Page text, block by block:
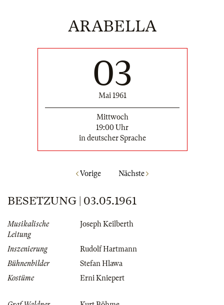
ARABELLA
03
Mai 1961
Mittwoch
19:00 Uhr
in deutscher Sprache
Vorige Nächste
BESETZUNG | 03.05.1961
Musikalische
Leitung
Joseph Keilberth
Inszenierung
Rudolf Hartmann
Bühnenbilder
Stefan Hlawa
Kostüme
Erni Kniepert